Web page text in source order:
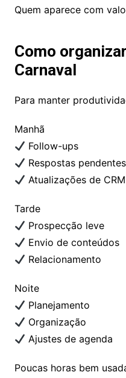
Quem aparece com
Como
Carnaval
Para manter
Manhã
Follow-ups
Respostas pendentes
Atualizações de CRM
Tarde
Prospecção leve
Envio de conteúdos
Relacionamento
Noite
Planejamento
Organização
Ajustes de agenda
Poucas horas bem